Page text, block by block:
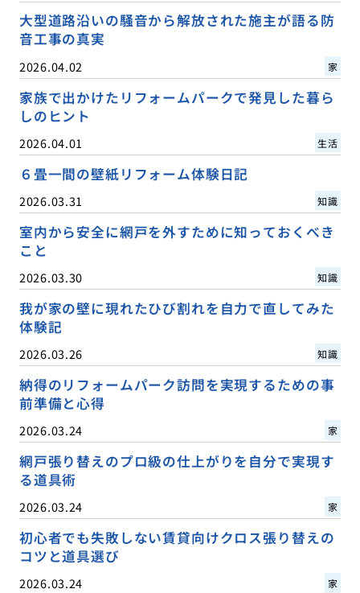
大型道路沿いの騒音から解放された施主が語る防
音工事の真実
2026.04.02 家
家族で出かけたリフォームパークで発見した暮ら
しのヒント
2026.04.01 生活
６畳一間の壁紙リフォーム体験日記
2026.03.31 知識
室内から安全に網戸を外すために知っておくべき
こと
2026.03.30 知識
我が家の壁に現れたひび割れを自力で直してみた
体験記
2026.03.26 知識
納得のリフォームパーク訪問を実現するための事
前準備と心得
2026.03.24 家
網戸張り替えのプロ級の仕上がりを自分で実現す
る道具術
2026.03.24 家
初心者でも失敗しない賃貸向けクロス張り替えの
コツと道具選び
2026.03.24 家